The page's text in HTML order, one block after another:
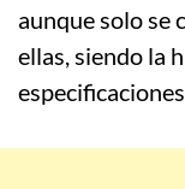
aunque solo se
ellas, siendo la